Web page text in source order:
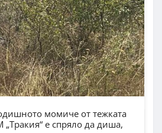
момиче от тежката
„Тракия“ е спряло да диша,